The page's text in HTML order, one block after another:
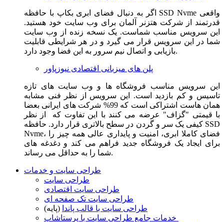
اگر به دنبال فضای ابری بکاپ با حافظه SSD Nvme واقعی
قدرتمند از شرکت هتزنر آلمان برای وب سایت خود هستید.
این سرویس مناسب شماست. یک نسخه زنده از وب سایت
شما در این سرویس قرار می گیرد و در هر شرایطی قابلیت
بازیابی و اتصال نیم سرور به این فضا وجود دارد.
پلن های میزبانی اقتصادی نیوزپاور
این سرویس مناسب فروشگاه ها و وب سایت های تازه
تاسیس و کم بازدید است. این سرویس از نظر فنی مشابه
همان هاست اشتراکی است که 99% شرکت های ایرانی بعضا
با قیمتی "گزاف" عرضه می کنند با این تفاوت که از نظر
کیفی یک سر و گردن در سطح بالاتری قرار دارد. حافظه SSD
Nvme، فضای کاملا ابری، امنیت و پایداری عالی همه چیز را
برای ایجاد یک فروشگاه جدید فراهم می کند و دغدغه های
شما را به حداقل می رساند.
طراحی سایت و خدمات
طراحی سایت
طراحی سایت اقتصادی
طراحی سایت تک صفحه ای
طراحی سایت با قالب پاندا (پایه)